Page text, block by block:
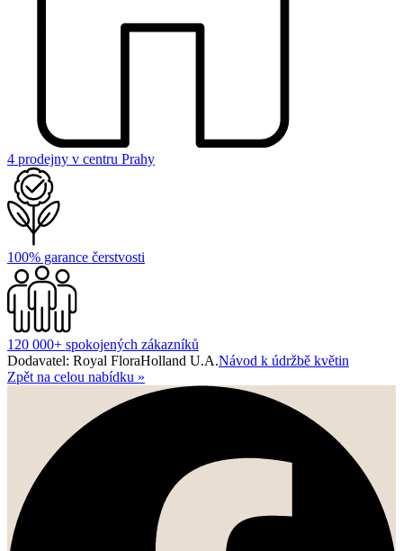
4 prodejny v centru Prahy
100% garance čerstvosti
120 000+ spokojených zákazníků
Dodavatel: Royal FloraHolland U.A.Návod k údržbě květin
Zpět na celou nabídku »